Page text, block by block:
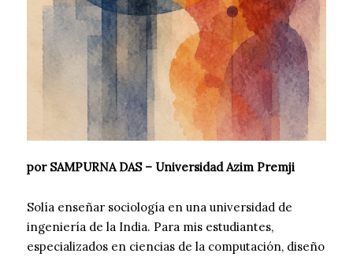
por SAMPURNA DAS – Universidad Azim Premji
Solía enseñar sociología en una universidad de
ingeniería de la India. Para mis estudiantes,
especializados en ciencias de la computación, diseño